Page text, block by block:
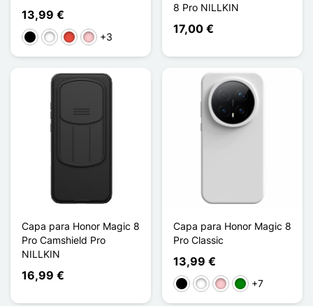
13,99 €
PretoBrancoVermelho
Rosa+3
8 Pro NILLKIN
17,00 €
Capa para Honor Magic 8
Pro Camshield Pro
NILLKIN
16,99 €
Capa para Honor Magic 8
Pro Classic
13,99 €
PretoBrancoRosaVerde
+7